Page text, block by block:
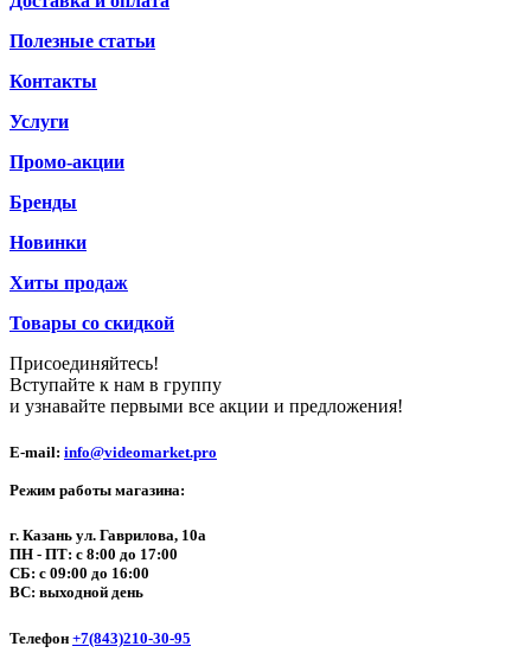
Полезные статьи
Контакты
Услуги
Промо-акции
Бренды
Новинки
Хиты продаж
Товары со скидкой
Присоединяйтесь!
Вступайте к нам в группу
и узнавайте первыми все акции и предложения!
E-mail: info@videomarket.pro
Режим работы магазина:
г. Казань ул. Гаврилова, 10а
ПН - ПТ: с 8:00 до 17:00
СБ: с 09:00 до 16:00
ВС: выходной день
Телефон +7(843)210-30-95